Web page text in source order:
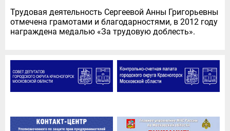
Трудовая деятельность Сергеевой Анны Григорьевны
отмечена грамотами и благодарностями, в 2012 году
награждена медалью «За трудовую доблесть».